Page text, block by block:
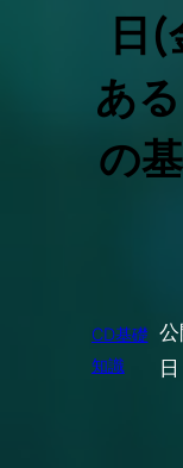
日(
あ
の
CD基礎
知識
公
日